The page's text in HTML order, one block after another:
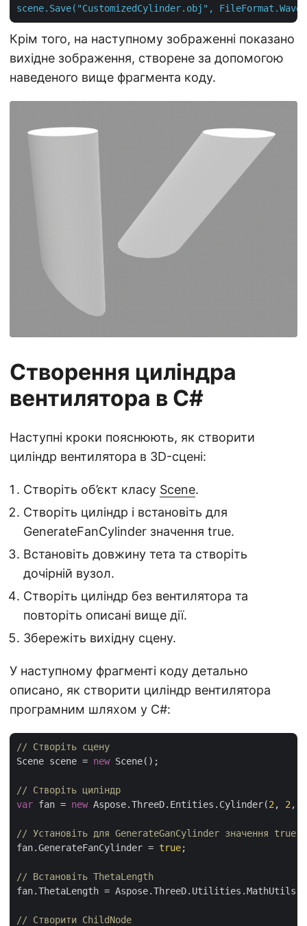
scene.Save("CustomizedCylinder.obj",
Крім того, на наступному зображенні показано
вихідне зображення, створене за допомогою
наведеного вище фрагмента коду.
Створення циліндра
вентилятора в C#
Наступні кроки пояснюють, як створити
циліндр вентилятора в 3D-сцені:
Створіть об’єкт класу Scene.
Створіть циліндр і встановіть для
GenerateFanCylinder значення true.
Встановіть довжину тета та створіть
дочірній вузол.
Створіть циліндр без вентилятора та
повторіть описані вище дії.
Збережіть вихідну сцену.
У наступному фрагменті коду детально
описано, як створити циліндр вентилятора
програмним шляхом у C#:
// Створіть сцену
Scene scene = new Scene();
// Створіть циліндр
var fan = new Aspose.ThreeD.Entities.Cylinder(2, 2,
// Установіть для GenerateGanCylinder значення true
fan.GenerateFanCylinder = true;
// Встановіть ThetaLength
fan.ThetaLength =
// Створити ChildNode